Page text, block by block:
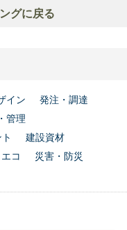
グに戻る
イン
発注・調達
管理
建設資材
コ
災害・防災